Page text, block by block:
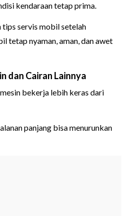
kendaraan tetap prima.
tips servis mobil setelah
tetap nyaman, aman, dan awet
dan Cairan Lainnya
bekerja lebih keras dari
panjang bisa menurunkan